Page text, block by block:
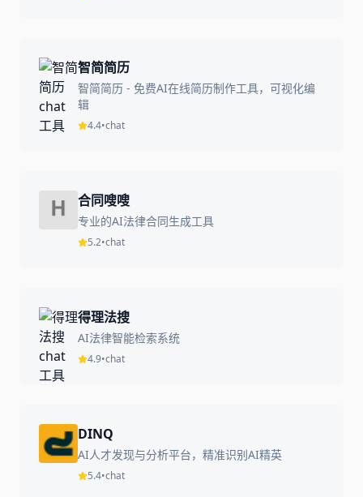
智简简历
智简简历 - 免费AI在线简历制作工具，可视化编
辑
4.4•chat
合同嗖嗖
专业的AI法律合同生成工具
5.2•chat
得理法搜
AI法律智能检索系统
4.9•chat
DINQ
AI人才发现与分析平台，精准识别AI精英
5.4•chat